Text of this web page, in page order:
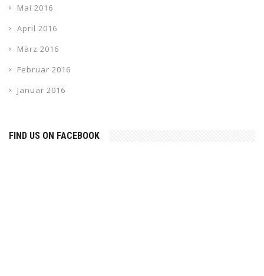
Mai 2016
April 2016
März 2016
Februar 2016
Januar 2016
FIND US ON FACEBOOK